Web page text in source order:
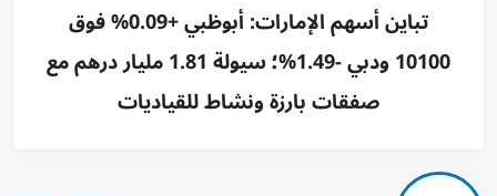
تباين أسهم الإمارات: أبوظبي +0.09% فوق
10100 ودبي -1.49%؛ سيولة 1.81 مليار درهم مع
صفقات بارزة ونشاط للقياديات